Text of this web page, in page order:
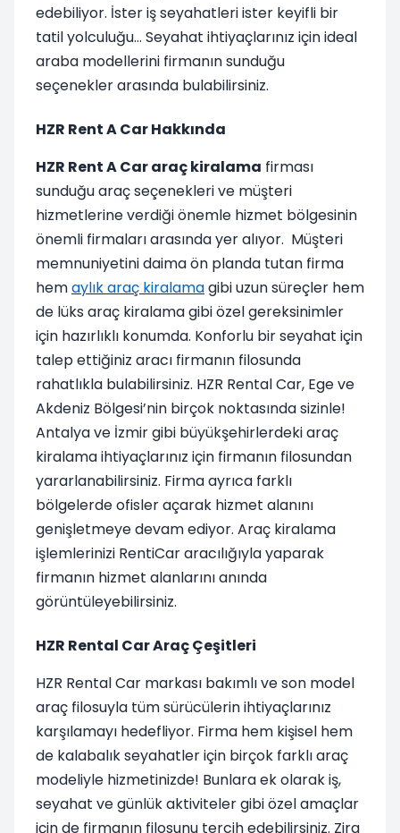
edebiliyor. İster iş seyahatleri ister keyifli bir
tatil yolculuğu… Seyahat ihtiyaçlarınız için ideal
araba modellerini firmanın sunduğu
seçenekler arasında bulabilirsiniz.
HZR Rent A Car Hakkında
HZR Rent A Car araç kiralama firması
sunduğu araç seçenekleri ve müşteri
hizmetlerine verdiği önemle hizmet bölgesinin
önemli firmaları arasında yer alıyor. Müşteri
memnuniyetini daima ön planda tutan firma
hemaylık araç kiralamagibi uzun süreçler hem
de lüks araç kiralama gibi özel gereksinimler
için hazırlıklı konumda. Konforlu bir seyahat için
talep ettiğiniz aracı firmanın filosunda
rahatlıkla bulabilirsiniz. HZR Rental Car, Ege ve
Akdeniz Bölgesi’nin birçok noktasında sizinle!
Antalya ve İzmir gibi büyükşehirlerdeki araç
kiralama ihtiyaçlarınız için firmanın filosundan
yararlanabilirsiniz. Firma ayrıca farklı
bölgelerde ofisler açarak hizmet alanını
genişletmeye devam ediyor. Araç kiralama
işlemlerinizi RentiCar aracılığıyla yaparak
firmanın hizmet alanlarını anında
görüntüleyebilirsiniz.
HZR Rental Car Araç Çeşitleri
HZR Rental Car markası bakımlı ve son model
araç filosuyla tüm sürücülerin ihtiyaçlarınız
karşılamayı hedefliyor. Firma hem kişisel hem
de kalabalık seyahatler için birçok farklı araç
modeliyle hizmetinizde! Bunlara ek olarak iş,
seyahat ve günlük aktiviteler gibi özel amaçlar
için de firmanın filosunu tercih edebilirsiniz. Zira